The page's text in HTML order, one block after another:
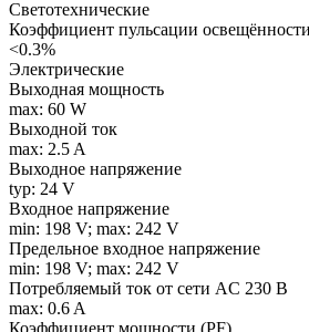
Светотехнические
Коэффициент пульсации освещённости
<0.3%
Электрические
Выходная мощность
max: 60 W
Выходной ток
max: 2.5 A
Выходное напряжение
typ: 24 V
Входное напряжение
min: 198 V; max: 242 V
Предельное входное напряжение
min: 198 V; max: 242 V
Потребляемый ток от сети AC 230 В
max: 0.6 A
Коэффициент мощности (PF)